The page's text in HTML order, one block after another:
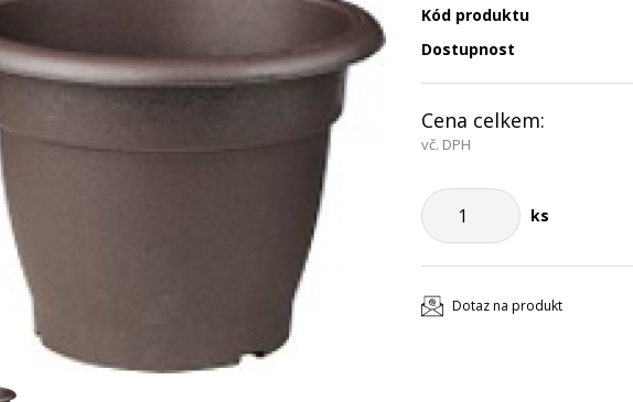
Kód produktu
Dostupnost
Cena celkem:
vč. DPH
ks
Dotaz na produkt